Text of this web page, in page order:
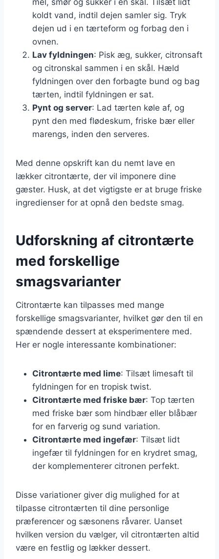
koldt vand, indtil dejen samler sig. Tryk
dejen ud i en tærteform og forbag den i
ovnen.
Lav fyldningen: Pisk æg, sukker, citronsaft
og citronskal sammen i en skål. Hæld
fyldningen over den forbagte bund og bag
tærten, indtil fyldningen er sat.
Pynt og server: Lad tærten køle af, og
pynt den med flødeskum, friske bær eller
marengs, inden den serveres.
Med denne opskrift kan du nemt lave en
lækker citrontærte, der vil imponere dine
gæster. Husk, at det vigtigste er at bruge friske
ingredienser for at opnå den bedste smag.
Udforskning af citrontærte
med forskellige
smagsvarianter
Citrontærte kan tilpasses med mange
forskellige smagsvarianter, hvilket gør den til en
spændende dessert at eksperimentere med.
Her er nogle interessante kombinationer:
Citrontærte med lime: Tilsæt limesaft til
fyldningen for en tropisk twist.
Citrontærte med friske bær: Top tærten
med friske bær som hindbær eller blåbær
for en farverig og sund variation.
Citrontærte med ingefær: Tilsæt lidt
ingefær til fyldningen for en krydret smag,
der komplementerer citronen perfekt.
Disse variationer giver dig mulighed for at
tilpasse citrontærten til dine personlige
præferencer og sæsonens råvarer. Uanset
hvilken version du vælger, vil citrontærten altid
være en festlig og lækker dessert.